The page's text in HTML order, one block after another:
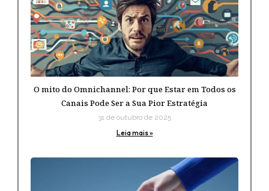
O mito do Omnichannel: Por que Estar em Todos os
Canais Pode Ser a Sua Pior Estratégia
31 de outubro de 2025
Leia mais »